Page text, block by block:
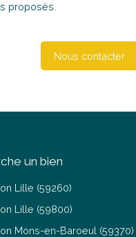
proposés.
Nous contacter
un bien
Lille (59260)
Lille (59800)
Mons-en-Baroeul (59370)